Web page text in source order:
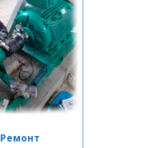
Ремонт